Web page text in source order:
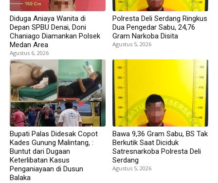
Diduga Aniaya Wanita di
Depan SPBU Denai, Doni
Chaniago Diamankan Polsek
Medan Area
Agustus 6, 2026
Polresta Deli Serdang Ringkus
Dua Pengedar Sabu, 24,76
Gram Narkoba Disita
Agustus 5, 2026
Bupati Palas Didesak Copot
Kades Gunung Malintang, :
Buntut dari Dugaan
Keterlibatan Kasus
Penganiayaan di Dusun
Balaka
Bawa 9,36 Gram Sabu, BS Tak
Berkutik Saat Diciduk
Satresnarkoba Polresta Deli
Serdang
Agustus 5, 2026